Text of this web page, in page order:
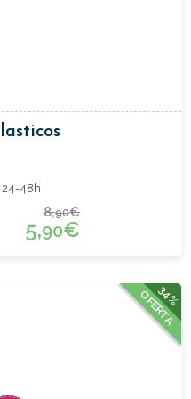
48h
8,90€
5,90€
34%
OFERTA